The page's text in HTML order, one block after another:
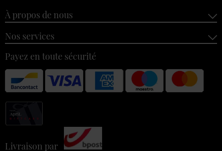
À propos de nous
Nos services
Payez en toute sécurité
Livraison par